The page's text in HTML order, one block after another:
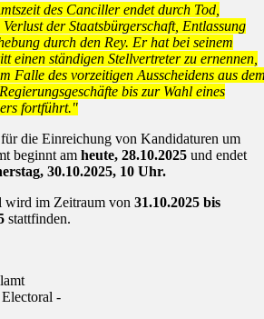
des Canciller endet durch Tod,
der Staatsbürgerschaft, Entlassung
durch den Rey. Er hat bei seinem
einen ständigen Stellvertreter zu ernennen,
Falle des vorzeitigen Ausscheidens aus
bis zur Wahl eines
fortführt."
die Einreichung von Kandidaturen um
beginnt am heute, 28.10.2025 und endet
30.10.2025, 10 Uhr.
wird im Zeitraum von 31.10.2025 bis
stattfinden.
-